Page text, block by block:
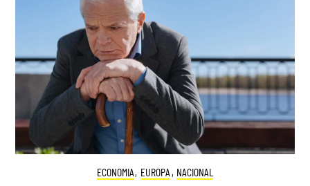
ECONOMIA, EUROPA , NACIONAL